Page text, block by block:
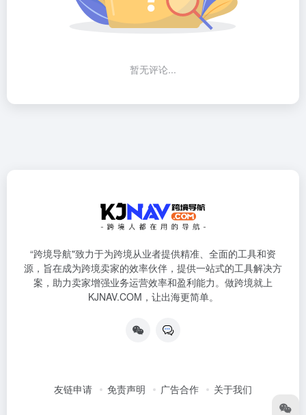
暂无评论...
“跨境导航"致力于为跨境从业者提供精准、全面的工具和资
源，旨在成为跨境卖家的效率伙伴，提供一站式的工具解决方
案，助力卖家增强业务运营效率和盈利能力。做跨境就上
KJNAV.COM，让出海更简单。
友链申请 免责声明 广告合作 关于我们